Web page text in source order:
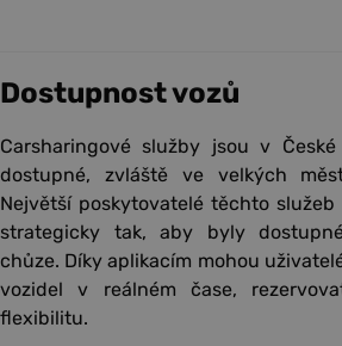
Dostupnost vozů
Carsharingové služby jsou v
dostupné, zvláště ve velkých
Největší poskytovatelé těchto
strategicky tak, aby byly
chůze. Díky aplikacím mohou
vozidel v reálném čase,
flexibilitu.